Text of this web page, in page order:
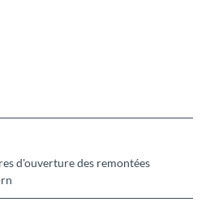
d'ouverture des remontées